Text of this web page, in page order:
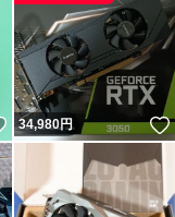
いいね！
34,980円